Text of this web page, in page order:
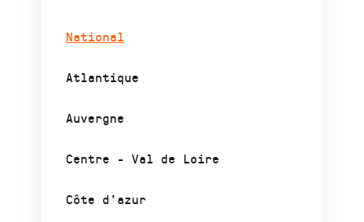
National
Atlantique
Auvergne
Centre - Val de Loire
Côte d’azur